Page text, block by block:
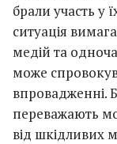
брали участь у
ситуація
медій та
може
впровадженні.
переважають
від шкідливих